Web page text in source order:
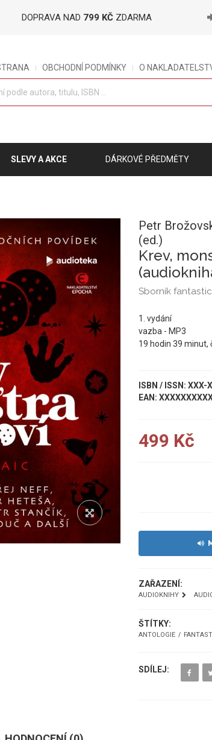
DOPRAVA NAD 799 KČ ZDARMA
OBCHODNÍ PODMÍNKY O
SLEVY A AKCE DÁRKOVÉ PŘEDMĚTY
Petr
(ed.)
Krev,
Sborník
1. vydání
vazba - MP3
19 hodin 39 minut,
ISBN / ISSN: XXX-
EAN:
499 Kč
ZAŘAZENÍ:
AUDIOKNIHY
ŠTÍTKY:
ANTOLOGIE
SDÍLEJ: